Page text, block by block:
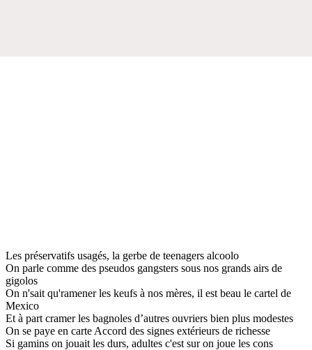
Les préservatifs usagés, la gerbe de teenagers alcoolo
On parle comme des pseudos gangsters sous nos grands airs de
gigolos
On n'sait qu'ramener les keufs à nos mères, il est beau le cartel de
Mexico
Et à part cramer les bagnoles d’autres ouvriers bien plus modestes
On se paye en carte Accord des signes extérieurs de richesse
Si gamins on jouait les durs, adultes c'est sur on joue les cons